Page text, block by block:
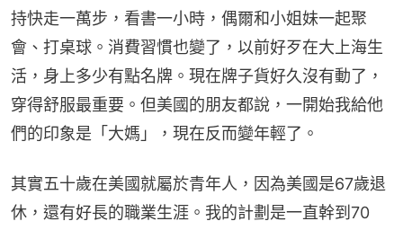
持快走一萬步，看書一小時，偶爾和小姐妹一起聚
會、打桌球。消費習慣也變了，以前好歹在大上海生
活，身上多少有點名牌。現在牌子貨好久沒有動了，
穿得舒服最重要。但美國的朋友都說，一開始我給他
們的印象是「大媽」，現在反而變年輕了。
其實五十歲在美國就屬於青年人，因為美國是67歲退
休，還有好長的職業生涯。我的計劃是一直幹到70